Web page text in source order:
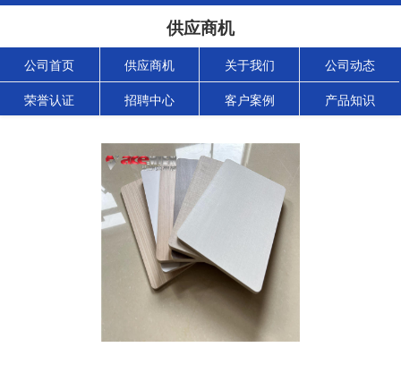
供应商机
公司首页 供应商机 关于我们 公司动态
荣誉认证 招聘中心 客户案例 产品知识